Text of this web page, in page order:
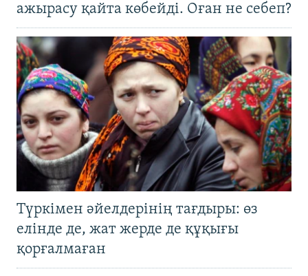
ажырасу қайта көбейді. Оған не себеп?
Түркімен әйелдерінің тағдыры: өз
елінде де, жат жерде де құқығы
қорғалмаған